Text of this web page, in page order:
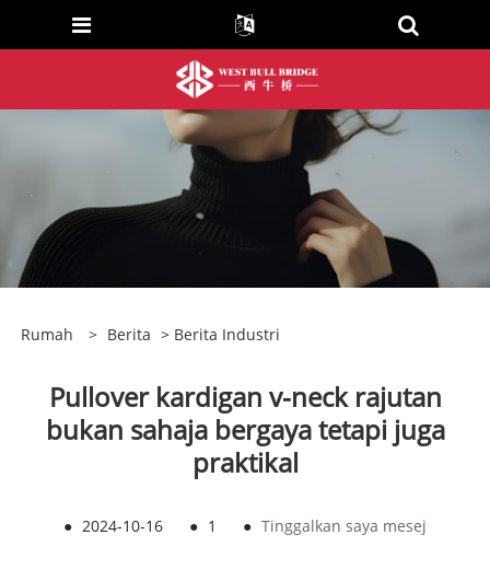
Rumah > Berita > Berita Industri
Pullover kardigan v-neck rajutan
bukan sahaja bergaya tetapi juga
praktikal
● 2024-10-16 ● 1 ● Tinggalkan saya mesej